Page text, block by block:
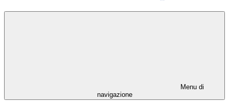
Menu di
navigazione